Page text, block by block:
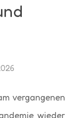
vergangenen
wieder